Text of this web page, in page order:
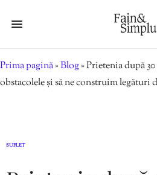
Prima pagină»Blog»Prietenia după
obstacolele și să ne construim legături
SUFLET